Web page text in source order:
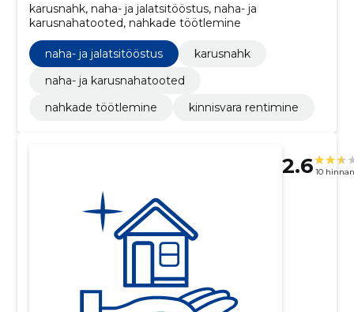
karusnahk, naha- ja jalatsitööstus, naha- ja
karusnahatooted, nahkade töötlemine
naha- ja jalatsitööstus
karusnahk
naha- ja karusnahatooted
nahkade töötlemine
kinnisvara rentimine
2.6 10